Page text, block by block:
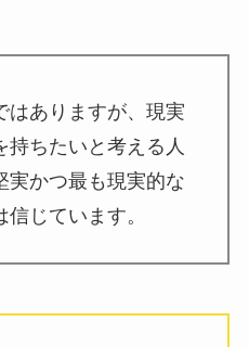
はありますが、現実
持ちたいと考える人
実かつ最も現実的な
じています。